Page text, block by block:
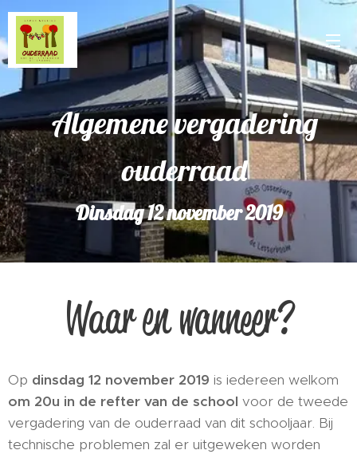
Algemene vergadering
ouderraad
Dinsdag 12 november 2019
Waar en wanneer?
Op dinsdag 12 november 2019 is iedereen welkom
om 20u in de refter van de school voor de tweede
vergadering van de ouderraad van dit schooljaar. Bij
technische problemen zal er uitgeweken worden